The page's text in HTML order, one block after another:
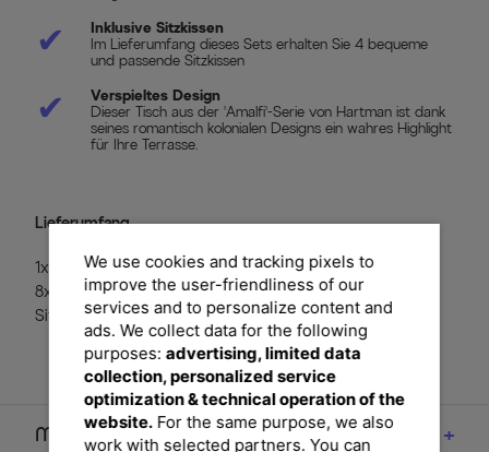
✔
Inklusive Sitzkissen
Im Lieferumfang dieses Sets erhalten Sie 4 bequeme
und passende Sitzkissen
✔
Verspieltes Design
Dieser Tisch aus der 'Amalfi'-Serie von Hartman ist dank
seines romantisch kolonialen Designs ein wahres Highlight
für Ihre Terrasse.
Lieferumfang
1x Esstisch Amalfi, ca. 214 x 112 cm (22488063)
8x Diningsessel 'Amalfi', bronze, ca. 64 x 65 x 93 cm inkl.
Sitzkissen (22490763)
Maße
We use cookies and tracking pixels to
improve the user-friendliness of our
services and to personalize content and
ads. We collect data for the following
purposes: advertising, limited data
collection, personalized service
optimization & technical operation of the
website.For the same purpose, we also
work with selected partners. You can